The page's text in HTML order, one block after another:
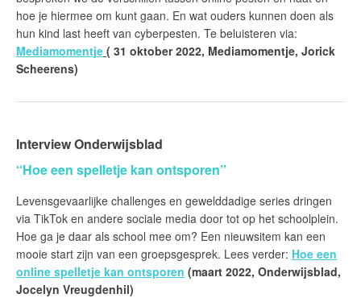
hoe je hiermee om kunt gaan. En wat ouders kunnen doen als
hun kind last heeft van cyberpesten. Te beluisteren via:
Mediamomentje ( 31 oktober 2022, Mediamomentje, Jorick
Scheerens)
Interview Onderwijsblad
“Hoe een spelletje kan ontsporen”
Levensgevaarlijke challenges en gewelddadige series dringen
via TikTok en andere sociale media door tot op het schoolplein.
Hoe ga je daar als school mee om? Een nieuwsitem kan een
mooie start zijn van een groepsgesprek. Lees verder: Hoe een
online spelletje kan ontsporen (maart 2022, Onderwijsblad,
Jocelyn Vreugdenhil)